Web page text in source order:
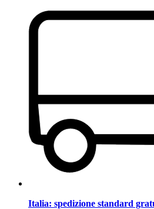
Italia: spedizione standard